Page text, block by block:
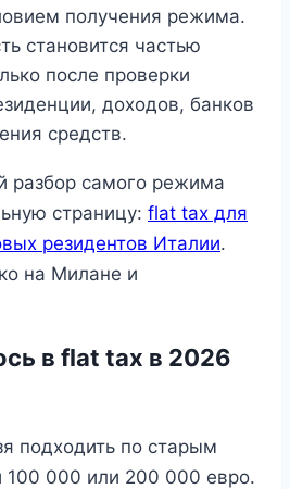
получения режима.
становится частью
после проверки
доходов, банков
средств.
разбор самого режима
страницу: flat tax для
резидентов Италии.
на Милане и
в flat tax в 2026
подходить по старым
100 000 или 200 000 евро.